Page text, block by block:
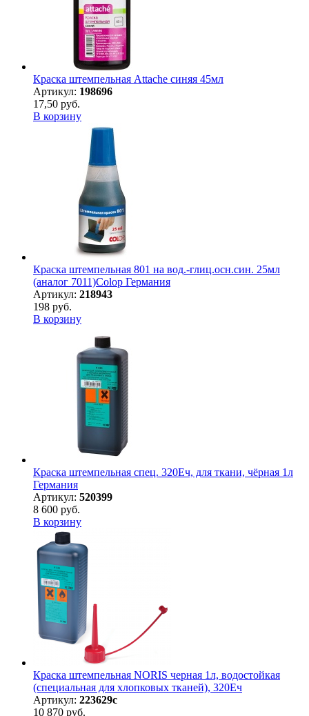
Краска штемпельная Attache синяя 45мл
Артикул: 198696
17,50 руб.
В корзину
Краска штемпельная 801 на вод.-глиц.осн.син. 25мл
(аналог 7011)Colop Германия
Артикул: 218943
198 руб.
В корзину
Краска штемпельная спец. 320Еч, для ткани, чёрная 1л
Германия
Артикул: 520399
8 600 руб.
В корзину
Краска штемпельная NORIS черная 1л, водостойкая
(специальная для хлопковых тканей), 320Eч
Артикул: 223629с
10 870 руб.